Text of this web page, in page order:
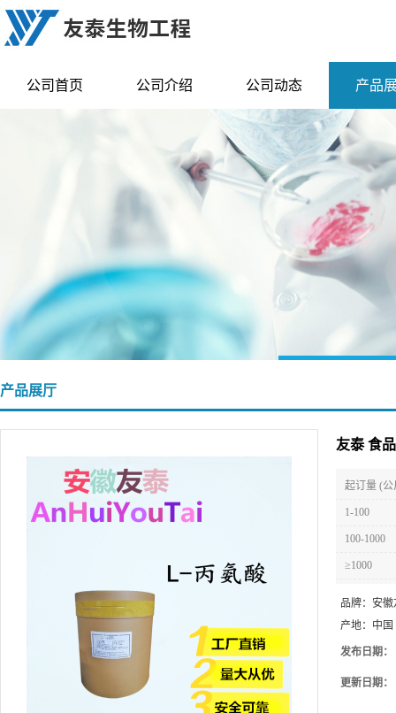
公司首页 公司介绍 公司动态 产品
产品展厅
友泰 食
起订量 (公
1-100
100-1000
≥1000
品牌： 安徽
产地： 中国
发布日期：
更新日期：